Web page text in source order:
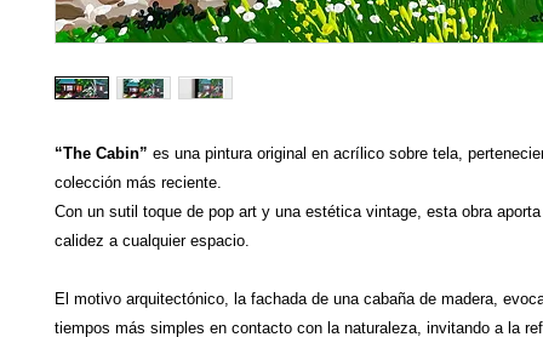
“The Cabin” es una pintura original en acrílico sobre tela,
colección más reciente.
Con un sutil toque de pop art y una estética vintage, esta obra
calidez a cualquier espacio.
El motivo arquitectónico, la fachada de una cabaña de madera,
tiempos más simples en contacto con la naturaleza, invitando a la